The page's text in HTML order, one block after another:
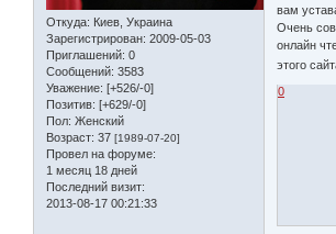
Откуда: Киев, Украина
Зарегистрирован: 2009-05-03
Приглашений: 0
Сообщений: 3583
Уважение: [+526/-0]
Позитив: [+629/-0]
Пол: Женский
Возраст: 37 [1989-07-20]
Провел на форуме:
1 месяц 18 дней
Последний визит:
2013-08-17 00:21:33
вам
Очень
онлайн
этого
0